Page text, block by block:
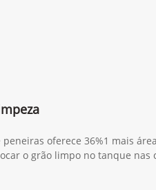
peneiras oferece 36%1 mais
o grão limpo no tanque nas